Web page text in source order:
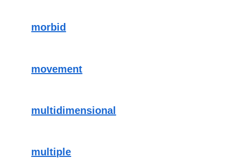
morbid
movement
multidimensional
multiple